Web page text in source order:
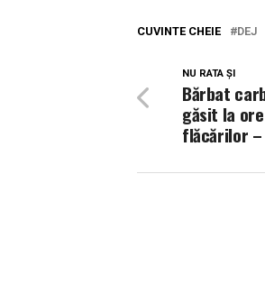
CUVINTE CHEIE DEJ
NU RATA ȘI
Bărbat
găsit la
flăcărilor –